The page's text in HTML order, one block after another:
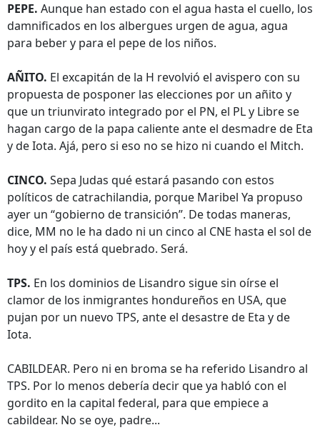
PEPE. Aunque han estado con el agua hasta el cuello, los
damnificados en los albergues urgen de agua, agua
para beber y para el pepe de los niños.
AÑITO. El excapitán de la H revolvió el avispero con su
propuesta de posponer las elecciones por un añito y
que un triunvirato integrado por el PN, el PL y Libre se
hagan cargo de la papa caliente ante el desmadre de Eta
y de Iota. Ajá, pero si eso no se hizo ni cuando el Mitch.
CINCO. Sepa Judas qué estará pasando con estos
políticos de catrachilandia, porque Maribel Ya propuso
ayer un “gobierno de transición”. De todas maneras,
dice, MM no le ha dado ni un cinco al CNE hasta el sol de
hoy y el país está quebrado. Será.
TPS. En los dominios de Lisandro sigue sin oírse el
clamor de los inmigrantes hondureños en USA, que
pujan por un nuevo TPS, ante el desastre de Eta y de
Iota.
CABILDEAR. Pero ni en broma se ha referido Lisandro al
TPS. Por lo menos debería decir que ya habló con el
gordito en la capital federal, para que empiece a
cabildear. No se oye, padre...